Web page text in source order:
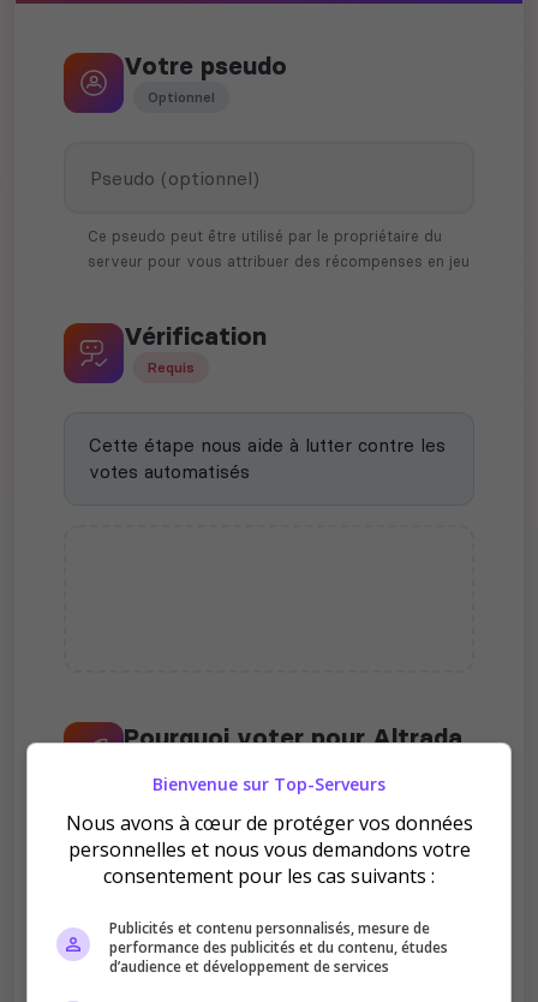
Votre pseudo
Optionnel
Ce pseudo peut être utilisé par le propriétaire du
serveur pour vous attribuer des récompenses en jeu
Vérification
Requis
Cette étape nous aide à lutter contre les
votes automatisés
Pourquoi voter pour Altrada
Améliore le classement
Votre vote aide le serveur à monter dans le
Bienvenue sur Top-Serveurs
Nous avons à cœur de protéger vos données
personnelles et nous vous demandons votre
consentement pour les cas suivants :
Publicités et contenu personnalisés, mesure de
performance des publicités et du contenu, études
d’audience et développement de services